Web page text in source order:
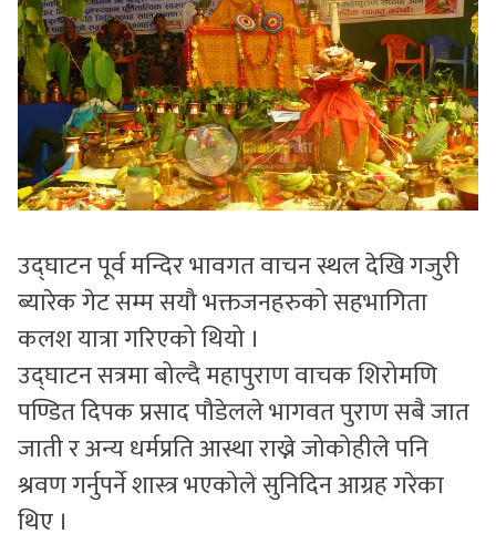
उद्घाटन पूर्व मन्दिर भावगत वाचन स्थल देखि गजुरी
ब्यारेक गेट सम्म सयौ भक्तजनहरुको सहभागिता
कलश यात्रा गरिएको थियो ।
उद्घाटन सत्रमा बोल्दै महापुराण वाचक शिरोमणि
पण्डित दिपक प्रसाद पौडेलले भागवत पुराण सबै जात
जाती र अन्य धर्मप्रति आस्था राख्ने जोकोहीले पनि
श्रवण गर्नुपर्ने शास्त्र भएकोले सुनिदिन आग्रह गरेका
थिए ।